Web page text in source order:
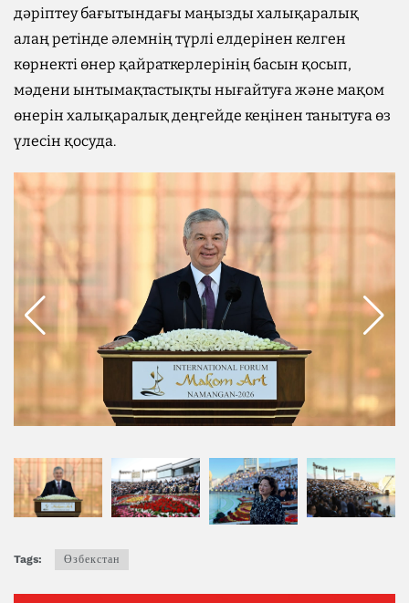
дәріптеу бағытындағы маңызды халықаралық
алаң ретінде әлемнің түрлі елдерінен келген
көрнекті өнер қайраткерлерінің басын қосып,
мәдени ынтымақтастықты нығайтуға және мақом
өнерін халықаралық деңгейде кеңінен танытуға өз
үлесін қосуда.
Tags: Өзбекстан